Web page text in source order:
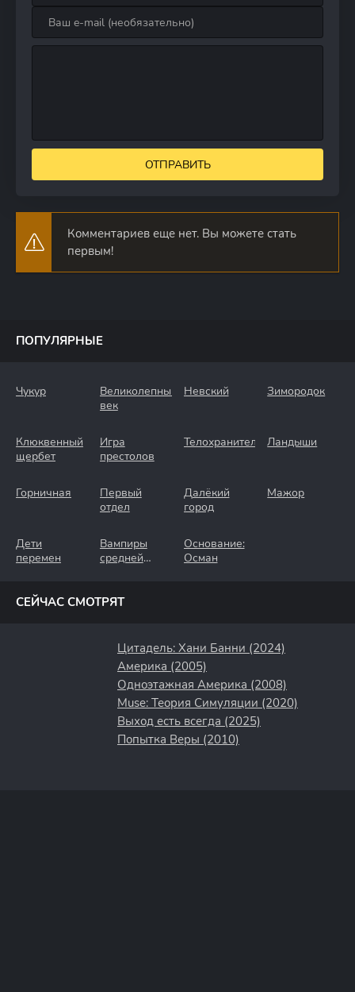
ОТПРАВИТЬ
Комментариев еще нет. Вы можете стать
первым!
ПОПУЛЯРНЫЕ
Чукур
Великолепный
век
Невский Зимородок
Клюквенный
щербет
Игра
престолов
Телохранители Ландыши
Горничная
Первый
отдел
Далёкий
город
Мажор
Дети
перемен
Вампиры
средней
Основание:
Осман
СЕЙЧАС СМОТРЯТ
Цитадель: Хани Банни (2024)
Америка (2005)
Одноэтажная Америка (2008)
Muse: Теория Симуляции (2020)
Выход есть всегда (2025)
Попытка Веры (2010)